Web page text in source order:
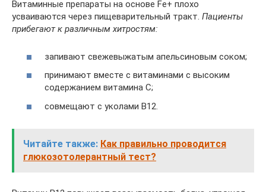
Витаминные препараты на основе Fe+ плохо
усваиваются через пищеварительный тракт. Пациенты
прибегают к различным хитростям:
запивают свежевыжатым апельсиновым соком;
принимают вместе с витаминами с высоким
содержанием витамина С;
совмещают с уколами В12.
Читайте также: Как правильно проводится
глюкозотолерантный тест?